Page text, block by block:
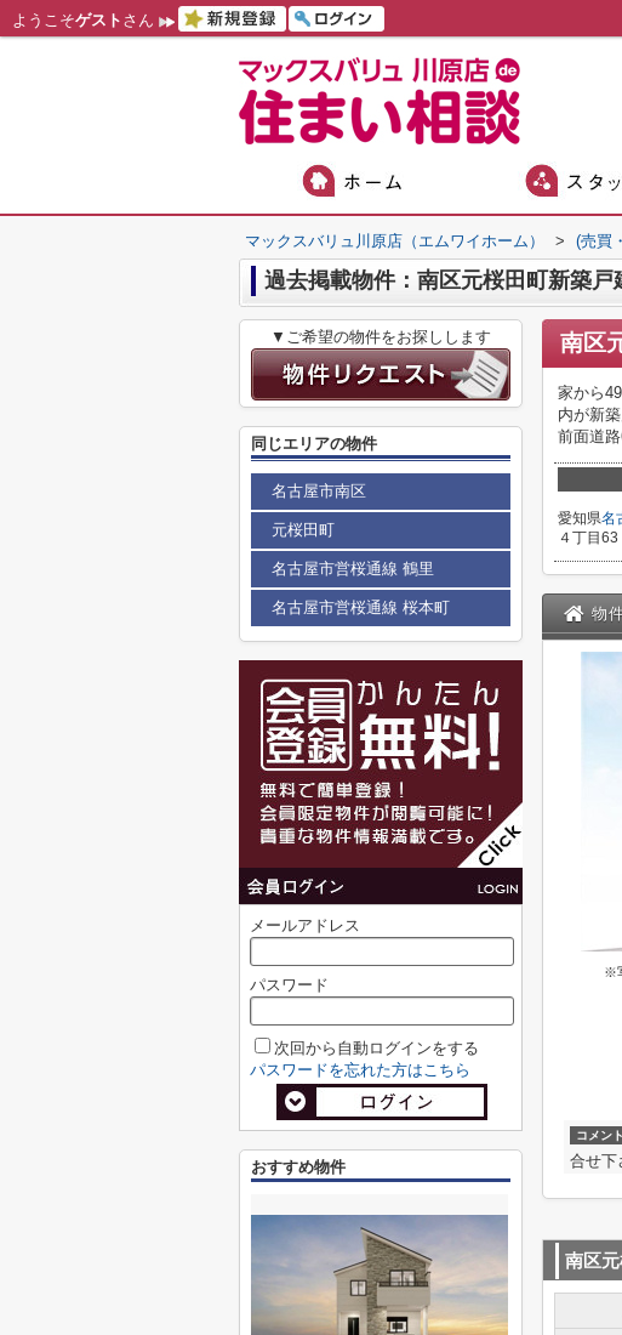
ようこそゲスト さん
マックスバリュ川原店（エムワイホーム） > (売買
過去掲載物件：南区元桜田町新築戸
南区
家から
内が新
前面道路
愛知県名
４丁目63
物
※
コメント
合せ下
南区
▼ご希望の物件をお探しします
同じエリアの物件
名古屋市南区
元桜田町
名古屋市営桜通線 鶴里
名古屋市営桜通線 桜本町
メールアドレス
パスワード
次回から自動ログインをする
パスワードを忘れた方はこちら
おすすめ物件